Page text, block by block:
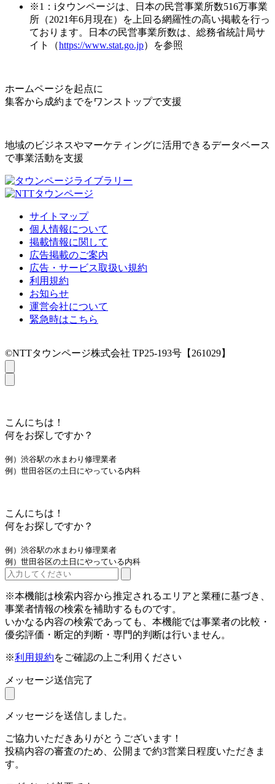
※1：iタウンページは、日本の民営事業所数516万事業
所（2021年6月現在）を上回る網羅性の高い掲載を行っ
ております。日本の民営事業所数は、総務省統計局サ
イト（https://www.stat.go.jp）を参照
ホームページを起点に
集客から成約までをワンストップで支援
地域のビジネスやマーケティングに活用できるデータベース
で事業活動を支援
サイトマップ
個人情報について
掲載情報に関して
広告掲載のご案内
広告・サービス取扱い規約
利用規約
お知らせ
運営会社について
緊急時はこちら
©NTTタウンページ株式会社 TP25-193号【261029】
こんにちは！
何をお探しですか？
例）渋谷駅の水まわり修理業者
例）世田谷区の土日にやっている内科
こんにちは！
何をお探しですか？
例）渋谷駅の水まわり修理業者
例）世田谷区の土日にやっている内科
※本機能は検索内容から推定されるエリアと業種に基づき、
事業者情報の検索を補助するものです。
いかなる内容の検索であっても、本機能では事業者の比較・
優劣評価・断定的判断・専門的判断は行いません。
※利用規約をご確認の上ご利用ください
メッセージ送信完了
メッセージを送信しました。
ご協力いただきありがとうございます！
投稿内容の審査のため、公開まで約3営業日程度いただきま
す。